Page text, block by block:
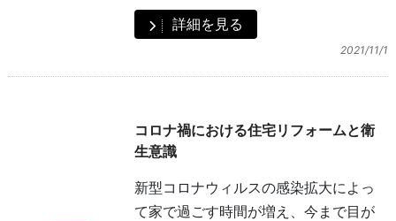
詳細を見る
2021/11/1
コロナ禍における住宅リフォームと衛
生意識
新型コロナウィルスの感染拡大によっ
て家で過ごす時間が増え、今まで目が